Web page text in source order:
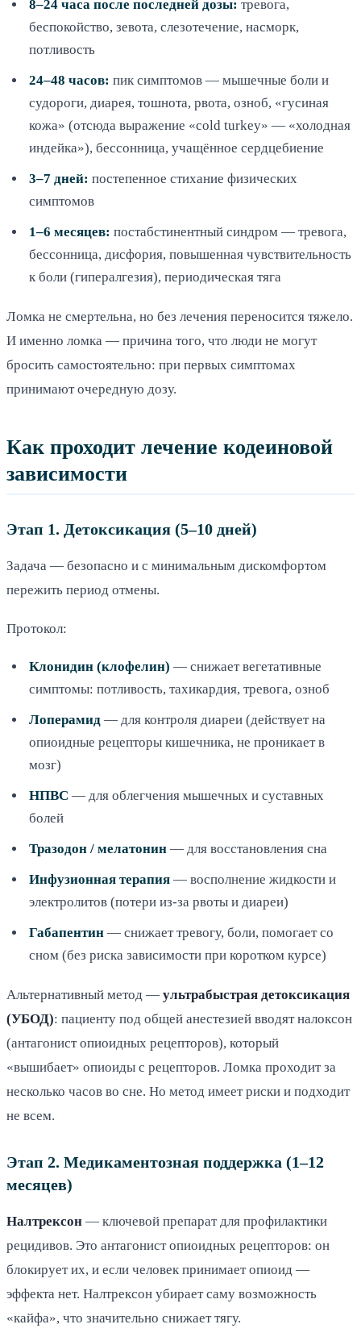
8–24 часа после последней дозы: тревога,
беспокойство, зевота, слезотечение, насморк,
потливость
24–48 часов: пик симптомов — мышечные боли и
судороги, диарея, тошнота, рвота, озноб, «гусиная
кожа» (отсюда выражение «cold turkey» — «холодная
индейка»), бессонница, учащённое сердцебиение
3–7 дней: постепенное стихание физических
симптомов
1–6 месяцев: постабстинентный синдром — тревога,
бессонница, дисфория, повышенная чувствительность
к боли (гипералгезия), периодическая тяга
Ломка не смертельна, но без лечения переносится тяжело.
И именно ломка — причина того, что люди не могут
бросить самостоятельно: при первых симптомах
принимают очередную дозу.
Как проходит лечение кодеиновой
зависимости
Этап 1. Детоксикация (5–10 дней)
Задача — безопасно и с минимальным дискомфортом
пережить период отмены.
Протокол:
Клонидин (клофелин) — снижает вегетативные
симптомы: потливость, тахикардия, тревога, озноб
Лоперамид — для контроля диареи (действует на
опиоидные рецепторы кишечника, не проникает в
мозг)
НПВС — для облегчения мышечных и суставных
болей
Тразодон / мелатонин — для восстановления сна
Инфузионная терапия — восполнение жидкости и
электролитов (потери из-за рвоты и диареи)
Габапентин — снижает тревогу, боли, помогает со
сном (без риска зависимости при коротком курсе)
Альтернативный метод — ультрабыстрая детоксикация
(УБОД): пациенту под общей анестезией вводят налоксон
(антагонист опиоидных рецепторов), который
«вышибает» опиоиды с рецепторов. Ломка проходит за
несколько часов во сне. Но метод имеет риски и подходит
не всем.
Этап 2. Медикаментозная поддержка (1–12
месяцев)
Налтрексон — ключевой препарат для профилактики
рецидивов. Это антагонист опиоидных рецепторов: он
блокирует их, и если человек принимает опиоид —
эффекта нет. Налтрексон убирает саму возможность
«кайфа», что значительно снижает тягу.